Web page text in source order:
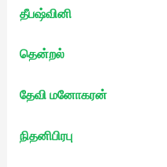
தீபஷ்வினி
தென்றல்
தேவி மனோகரன்
நிதனிபிரபு